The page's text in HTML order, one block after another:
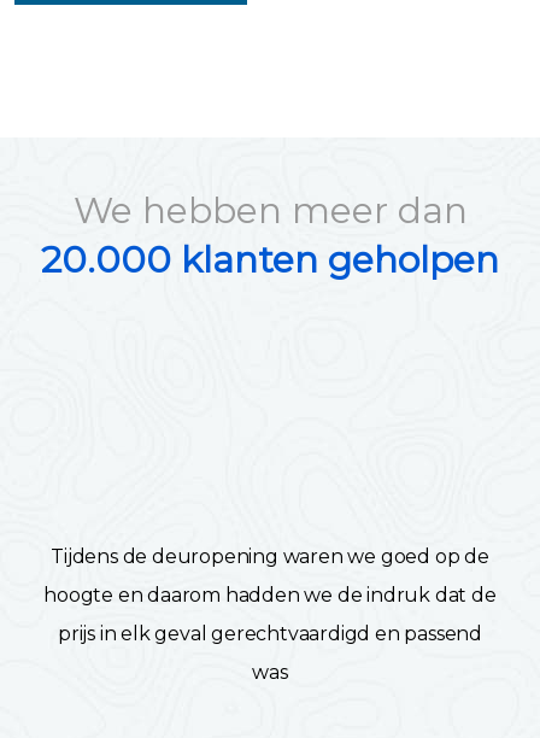
We hebben meer dan
20.000 klanten geholpen
Tijdens de deuropening waren we goed op de
hoogte en daarom hadden we de indruk dat de
prijs in elk geval gerechtvaardigd en passend
was